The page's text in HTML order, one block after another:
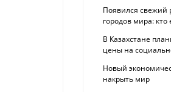
Появился свежий
городов мира: кто
В Казахстане
цены на
Новый
накрыть мир